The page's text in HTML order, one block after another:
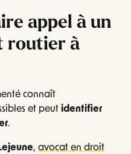
appel à un
routier à
connaît
et peut identifier
.
, avocat en droit